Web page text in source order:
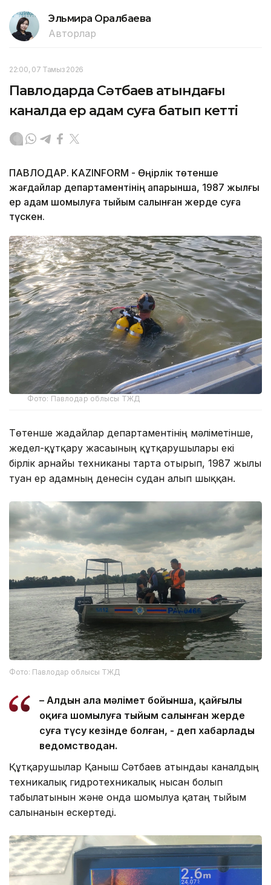
Эльмира Оралбаева
Авторлар
22:00, 07 Тамыз 2026
Павлодарда Сәтбаев атындағы
каналда ер адам суға батып кетті
ПАВЛОДАР. KAZINFORM - Өңірлік төтенше
жағдайлар департаментінің ақпарынша, 1987 жылғы
ер адам шомылуға тыйым салынған жерде суға
түскен.
Фото: Павлодар облысы ТЖД
Төтенше жағдайлар департаментінің мәліметінше,
жедел-құтқару жасағының құтқарушылары екі
бірлік арнайы техниканы тарта отырып, 1987 жылы
туған ер адамның денесін судан алып шыққан.
Фото: Павлодар облысы ТЖД
– Алдын ала мәлімет бойынша, қайғылы
оқиға шомылуға тыйым салынған жерде
суға түсу кезінде болған, - деп хабарлады
ведомстводан.
Құтқарушылар Қаныш Сәтбаев атындағы каналдың
техникалық гидротехникалық нысан болып
табылатынын және онда шомылуға қатаң тыйым
салынғанын ескертеді.